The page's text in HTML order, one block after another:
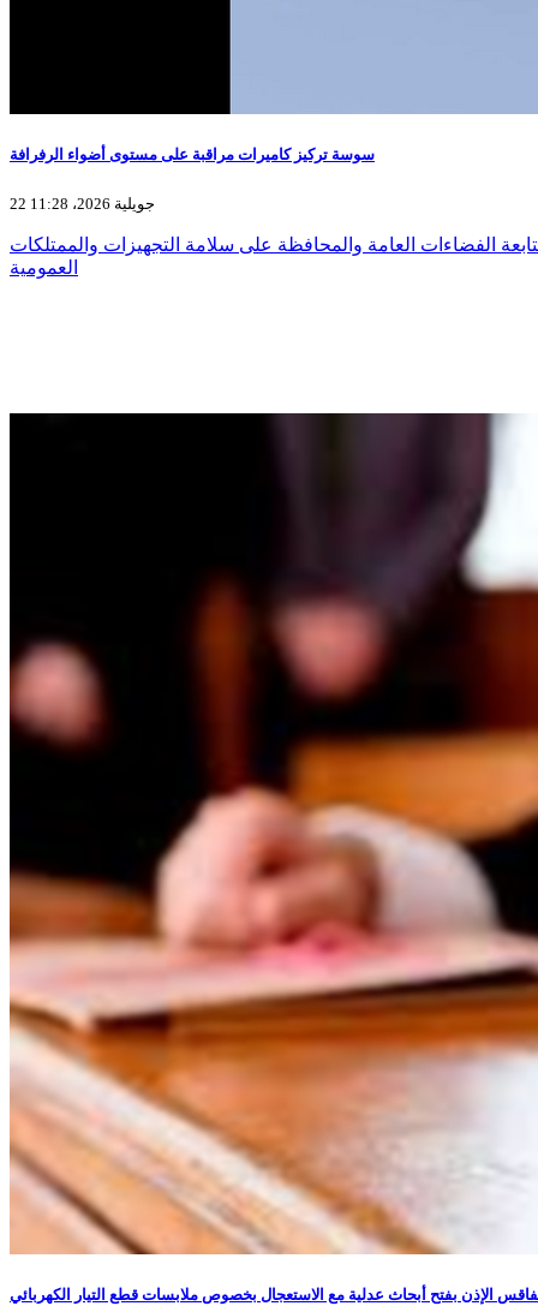
سوسة تركيز كاميرات مراقبة على مستوى أضواء الرفرافة
22 جويلية 2026، 11:28
الفضاءات العامة والمحافظة على سلامة التجهيزات والممتلكات
العمومية
الإذن بفتح أبحاث عدلية مع الاستعجال بخصوص ملابسات قطع التيار الكهربائي